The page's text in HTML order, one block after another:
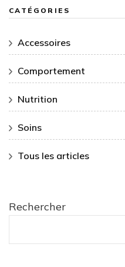
CATÉGORIES
Accessoires
Comportement
Nutrition
Soins
Tous les articles
Rechercher